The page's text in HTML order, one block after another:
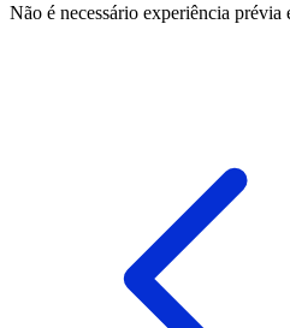
Não é necessário experiência prévia